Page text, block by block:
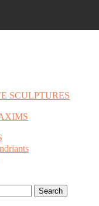
SCULPTURES
Search